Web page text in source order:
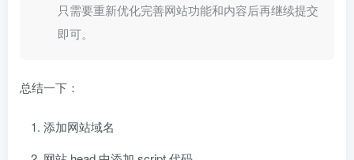
只需要重新优化完善网站功能和内容后再继续提交
即可。
总结一下：
添加网站域名